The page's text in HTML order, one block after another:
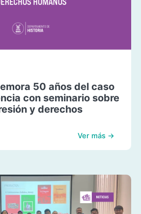
50 años del caso
con seminario sobre
y derechos
Ver más →